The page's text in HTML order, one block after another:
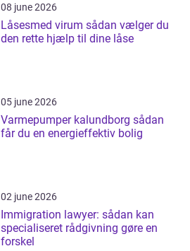
08 june 2026
Låsesmed virum sådan vælger du
den rette hjælp til dine låse
05 june 2026
Varmepumper kalundborg sådan
får du en energieffektiv bolig
02 june 2026
Immigration lawyer: sådan kan
specialiseret rådgivning gøre en
forskel